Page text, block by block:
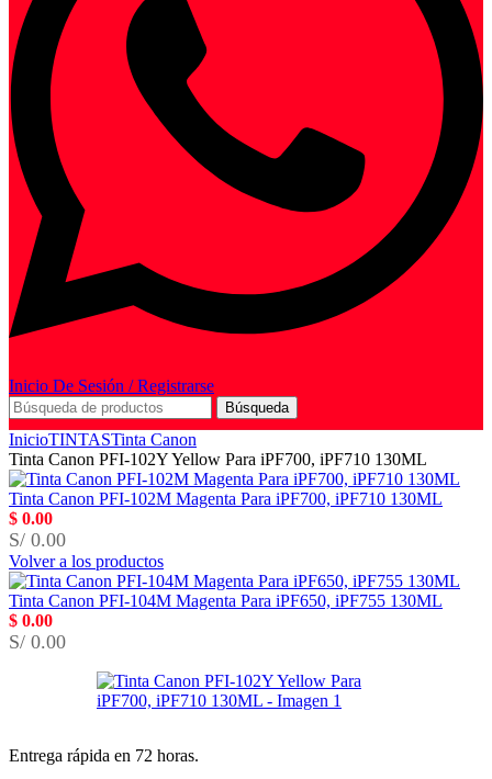
Inicio De Sesión / Registrarse
Búsqueda
InicioTINTASTinta Canon
Tinta Canon PFI-102Y Yellow Para iPF700, iPF710 130ML
Tinta Canon PFI-102M Magenta Para iPF700, iPF710 130ML
$ 0.00
S/ 0.00
Volver a los productos
Tinta Canon PFI-104M Magenta Para iPF650, iPF755 130ML
$ 0.00
S/ 0.00
Entrega rápida en 72 horas.